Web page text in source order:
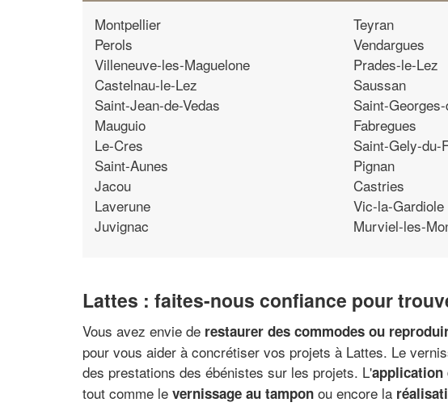
Montpellier
Perols
Villeneuve-les-Maguelone
Castelnau-le-Lez
Saint-Jean-de-Vedas
Mauguio
Le-Cres
Saint-Aunes
Jacou
Laverune
Juvignac
Teyran
Vendargues
Prades-le-Lez
Saussan
Saint-
Fabregues
Saint-Gely-du-
Pignan
Castries
Vic-la-Gardiole
Murviel-les-
Lattes : faites-nous confiance pour
Vous avez envie de restaurer des commodes ou
pour vous aider à concrétiser vos projets à Lattes. Le
des prestations des ébénistes sur les projets. L'application
tout comme le vernissage au tampon ou encore la